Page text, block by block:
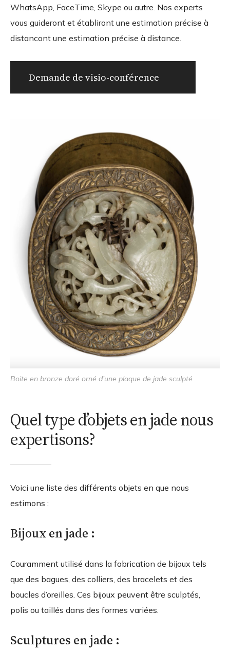
WhatsApp, FaceTime, Skype ou autre. Nos experts
vous guideront et établiront une estimation précise à
distancont une estimation précise à distance.
Demande de visio-conférence
Boite en bronze doré orné d’une plaque de jade sculpté
Quel type d’objets en jade nous
expertisons?
Voici une liste des différents objets en que nous
estimons :
Bijoux en jade :
Couramment utilisé dans la fabrication de bijoux tels
que des bagues, des colliers, des bracelets et des
boucles d’oreilles. Ces bijoux peuvent être sculptés,
polis ou taillés dans des formes variées.
Sculptures en jade :